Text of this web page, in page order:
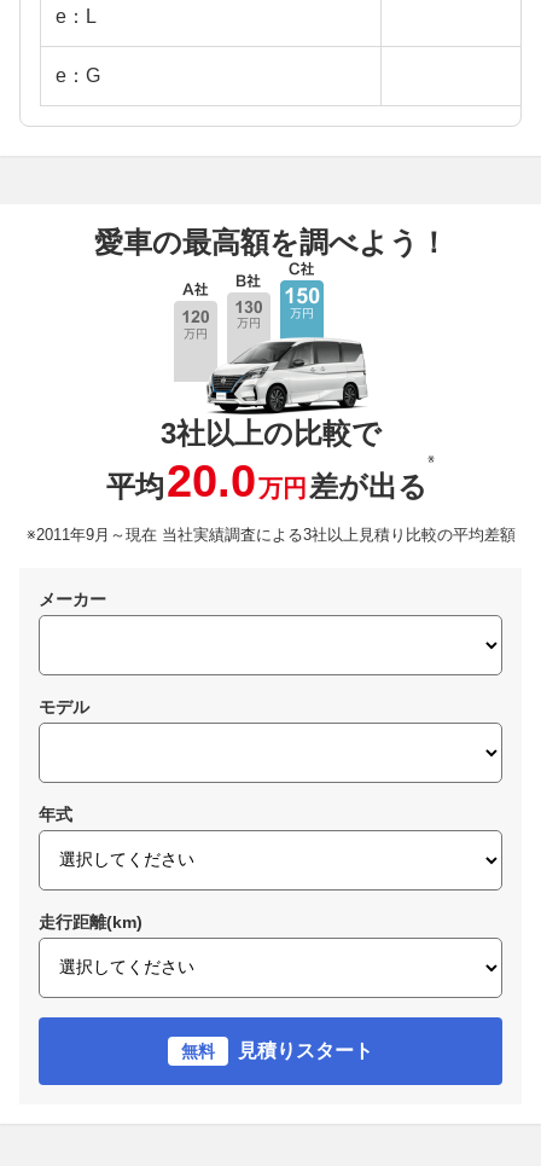
e：L
e：G
愛車の最高額を調べよう！
3社以上の比較で
平均20.0万円 差が出る
※
※2011年9月～現在 当社実績調査による3社以上見積り比較の平均差額
メーカー
モデル
年式
走行距離(km)
無料 見積りスタート